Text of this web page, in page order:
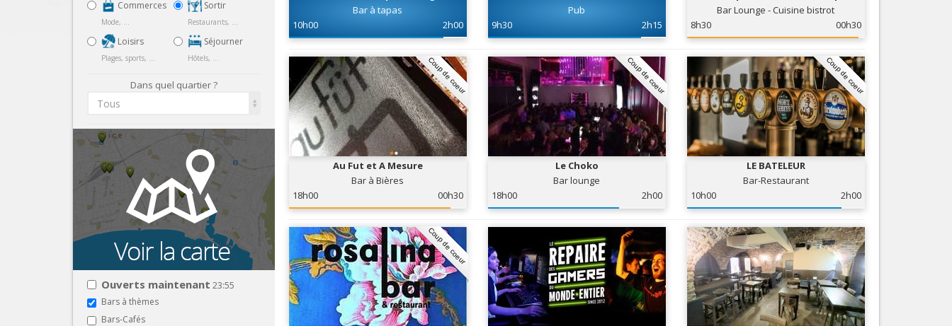
Services
Tourisme, ...
Nice Aéroport
Commerces
Mode, ...
Loisirs
Plages, sports, ...
Sortir
Restaurants, ...
Séjourner
Hôtels, ...
Dans quel quartier ?
Tous
Ouverts maintenant 23:55
Bars à thèmes
Bars-Cafés
Bar à tapas
10h00
2h00
Pub
9h30
2h15
Bar Lounge - Cuisine bistrot
8h30
00h30
Coup de coeur
Au Fut et A Mesure
Bar à Bières
18h00
00h30
Coup de coeur
Le Choko
Bar lounge
18h00
2h00
Coup de coeur
LE BATELEUR
Bar-Restaurant
10h00
2h00
Coup de coeur